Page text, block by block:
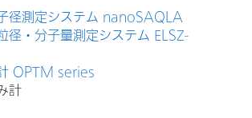
径測定システム nanoSAQLA
径・分子量測定システム ELSZ-
OPTM series
計